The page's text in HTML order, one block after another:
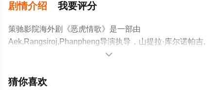
剧情介绍 我要评分
策驰影院海外剧《恶虎情歌》是一部由
Aek,Rangsiroj,Phanpheng导演执导，山提拉·库尔诺帕吉,
莎兰雅·春哈萨特,维察亚蓬·亚姆萨德,彭蒂瓦·萨空查谙,彭帕
已揭晓（1-30全集），手机免费观看高清未删减完整版电

猜你喜欢